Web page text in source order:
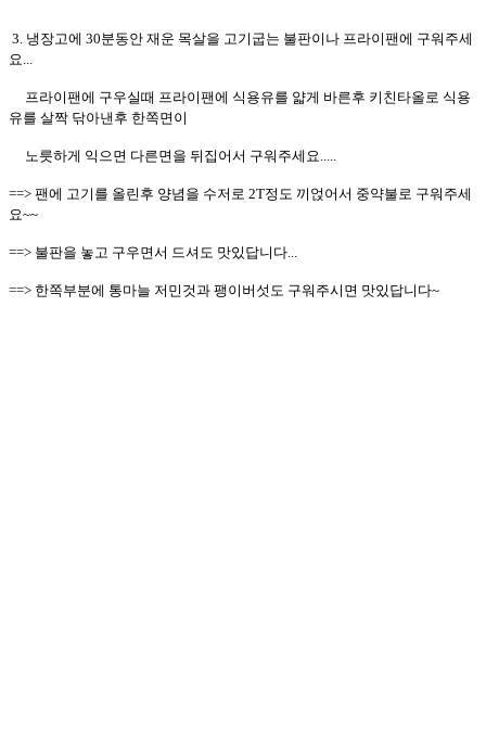
3. 냉장고에 30분동안 재운 목살을 고기굽는 불판이나 프라이팬에 구워주세
요...
프라이팬에 구우실때 프라이팬에 식용유를 얇게 바른후 키친타올로 식용
유를 살짝 닦아낸후 한쪽면이
노릇하게 익으면 다른면을 뒤집어서 구워주세요.....
==> 팬에 고기를 올린후 양념을 수저로 2T정도 끼얹어서 중약불로 구워주세
요~~
==> 불판을 놓고 구우면서 드셔도 맛있답니다...
==> 한쪽부분에 통마늘 저민것과 팽이버섯도 구워주시면 맛있답니다~